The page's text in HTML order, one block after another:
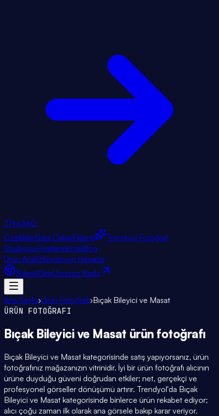
TPro360
ÖzelliklerNasıl ÇalışırEklenti
Trendyol Fotoğraf
StüdyosuFiyatlandırmaBlog
Ürün AnalizKomisyon Hesapla
EklentiGirişÜcretsiz Başla
Ana Sayfa›Ürün Fotoğrafı›Bıçak Bileyici ve Masat
ÜRÜN FOTOĞRAFI
Bıçak Bileyici ve Masat ürün fotoğrafı
Bıçak Bileyici ve Masat kategorisinde satış yapıyorsanız, ürün
fotoğrafınız mağazanızın vitrinidir. İyi bir ürün fotoğrafı alıcının
ürüne duyduğu güveni doğrudan etkiler; net, gerçekçi ve
profesyonel görseller dönüşümü artırır. Trendyol'da Bıçak
Bileyici ve Masat kategorisinde binlerce ürün rekabet ediyor;
alıcı çoğu zaman ilk olarak ana görsele bakıp karar veriyor.